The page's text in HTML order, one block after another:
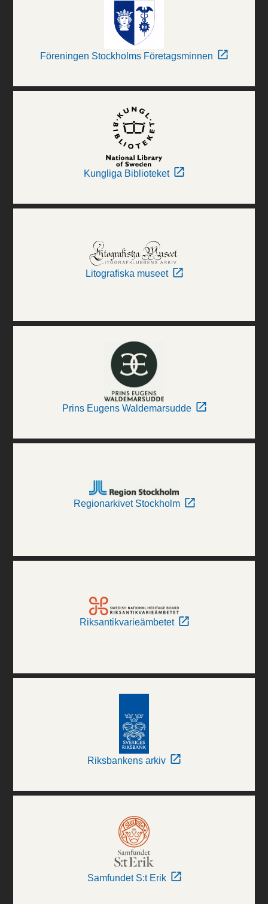
Föreningen Stockholms Företagsminnen
Kungliga Biblioteket
Litografiska museet
Prins Eugens Waldemarsudde
Regionarkivet Stockholm
Riksantikvarieämbetet
Riksbankens arkiv
Samfundet S:t Erik